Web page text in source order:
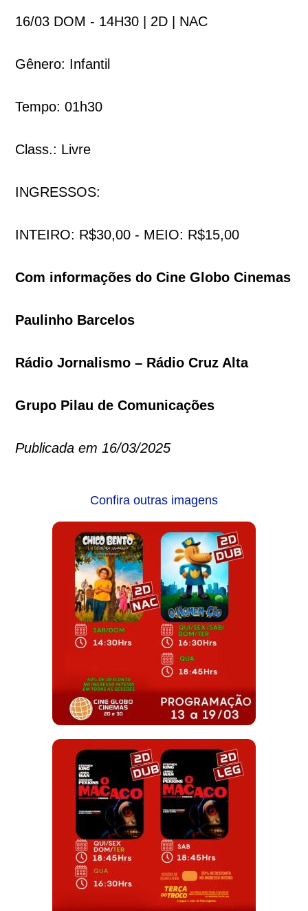
16/03 DOM - 14H30 | 2D | NAC
Gênero: Infantil
Tempo: 01h30
Class.: Livre
INGRESSOS:
INTEIRO: R$30,00 - MEIO: R$15,00
Com informações do Cine Globo Cinemas
Paulinho Barcelos
Rádio Jornalismo – Rádio Cruz Alta
Grupo Pilau de Comunicações
Publicada em 16/03/2025
Confira outras imagens